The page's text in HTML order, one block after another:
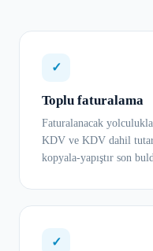
✓
Toplu faturalama
Faturalanacak
KDV ve KDV dahil tutar
kopyala-yapıştır son
✓